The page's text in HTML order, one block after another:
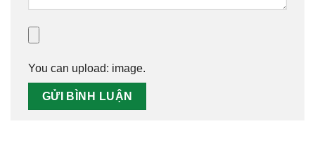
You can upload: image.